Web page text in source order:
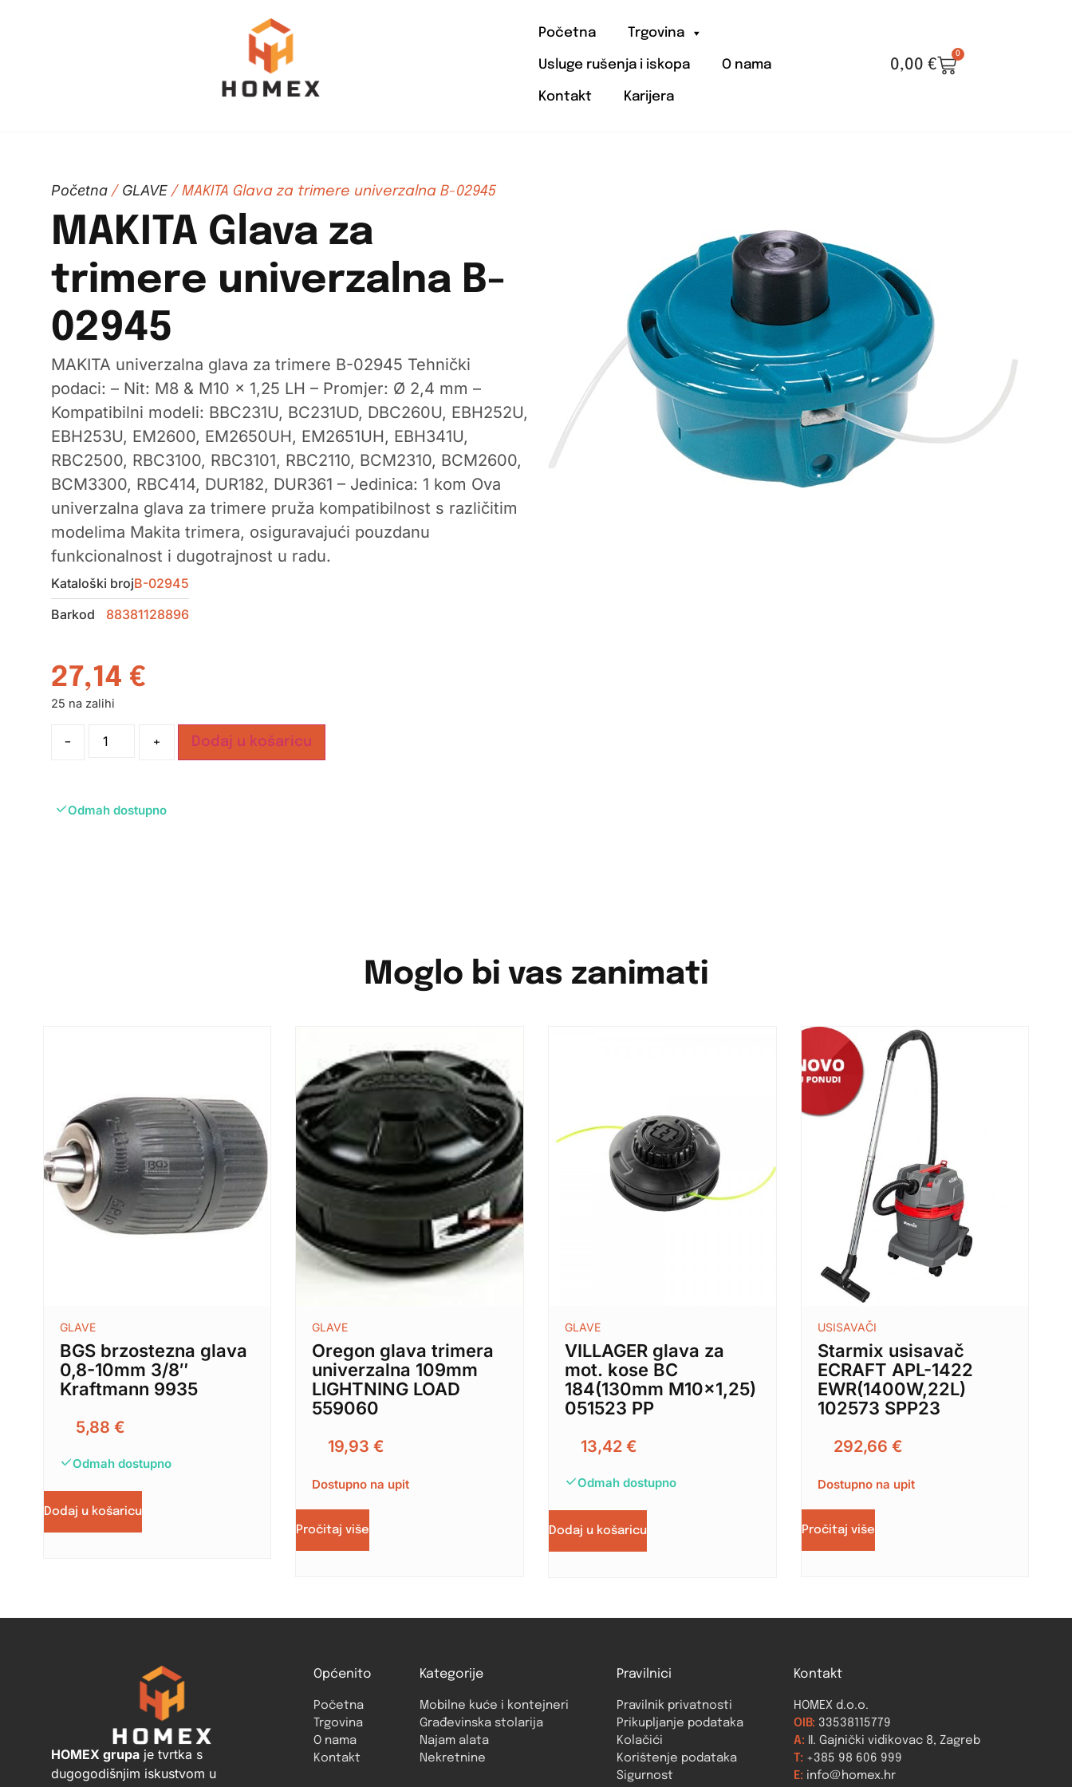
Početna Trgovina
Usluge rušenja i iskopa O nama
Kontakt Karijera
0,00 €
0
Početna/ GLAVE/ MAKITA Glava za trimere univerzalna B-02945
MAKITA Glava za
trimere univerzalna B-
02945
MAKITA univerzalna glava za trimere B-02945 Tehnički
podaci: – Nit: M8 & M10 x 1,25 LH – Promjer: Ø 2,4 mm –
Kompatibilni modeli: BBC231U, BC231UD, DBC260U, EBH252U,
EBH253U, EM2600, EM2650UH, EM2651UH, EBH341U,
RBC2500, RBC3100, RBC3101, RBC2110, BCM2310, BCM2600,
BCM3300, RBC414, DUR182, DUR361 – Jedinica: 1 kom Ova
univerzalna glava za trimere pruža kompatibilnost s različitim
modelima Makita trimera, osiguravajući pouzdanu
funkcionalnost i dugotrajnost u radu.
Kataloški brojB-02945
Barkod
88381128896
27,14 €
25 na zalihi
- + Dodaj u košaricu
Odmah dostupno
Moglo bi vas zanimati
GLAVE
BGS brzostezna glava
0,8-10mm 3/8″
Kraftmann 9935
5,88 €
Odmah dostupno
Dodaj u košaricu
GLAVE
Oregon glava trimera
univerzalna 109mm
LIGHTNING LOAD
559060
19,93€
Dostupno na upit
Pročitaj više
GLAVE
VILLAGER glava za
mot. kose BC
184(130mm M10x1,25)
051523 PP
13,42 €
Odmah dostupno
Dodaj u košaricu
USISAVAČI
Starmix usisavač
ECRAFT APL-1422
EWR(1400W,22L)
102573 SPP23
292,66 €
Dostupno na upit
Pročitaj više
HOMEX grupaje tvrtka s
dugogodišnjim iskustvom u
Općenito
Početna
Trgovina
O nama
Kontakt
Kategorije
Mobilne kuće i kontejneri
Građevinska stolarija
Najam alata
Nekretnine
Pravilnici
Pravilnik privatnosti
Prikupljanje podataka
Kolačići
Korištenje podataka
Sigurnost
Kontakt
HOMEX d.o.o.
OIB: 33538115779
A: II. Gajnički vidikovac 8, Zagreb
T: +385 98 606 999
E: info@homex.hr